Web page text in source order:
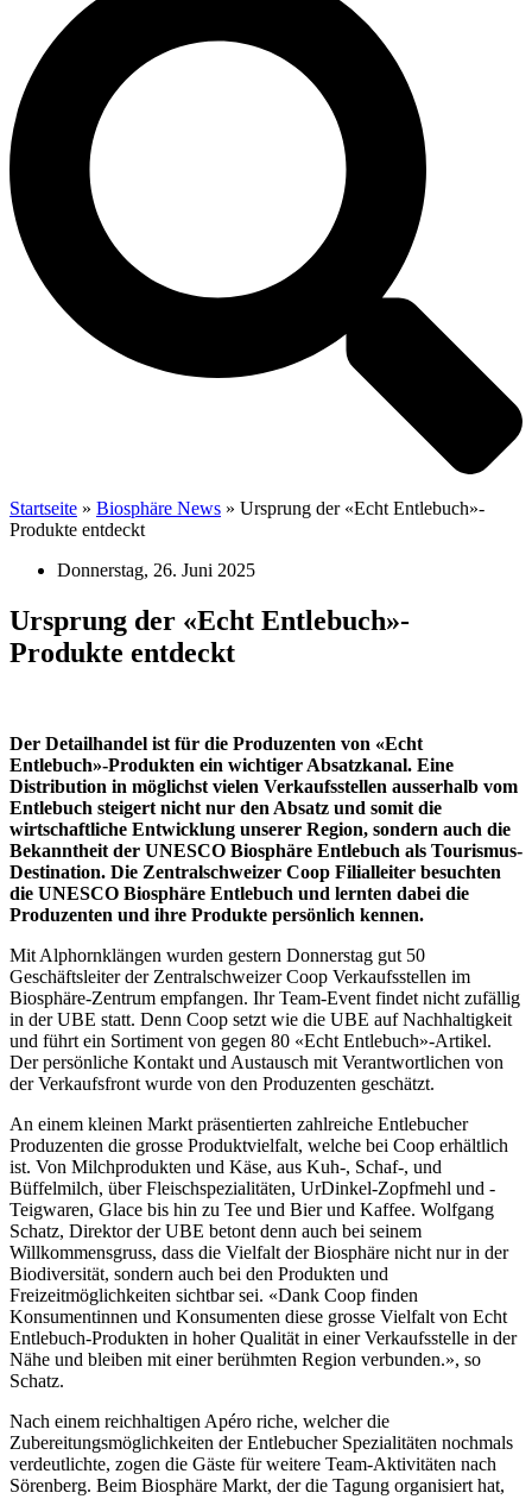
Startseite » Biosphäre News » Ursprung der «Echt Entlebuch»-
Produkte entdeckt
Donnerstag, 26. Juni 2025
Ursprung der «Echt Entlebuch»-
Produkte entdeckt
Der Detailhandel ist für die Produzenten von «Echt
Entlebuch»-Produkten ein wichtiger Absatzkanal. Eine
Distribution in möglichst vielen Verkaufsstellen ausserhalb vom
Entlebuch steigert nicht nur den Absatz und somit die
wirtschaftliche Entwicklung unserer Region, sondern auch die
Bekanntheit der UNESCO Biosphäre Entlebuch als Tourismus-
Destination. Die Zentralschweizer Coop Filialleiter besuchten
die UNESCO Biosphäre Entlebuch und lernten dabei die
Produzenten und ihre Produkte persönlich kennen.
Mit Alphornklängen wurden gestern Donnerstag gut 50
Geschäftsleiter der Zentralschweizer Coop Verkaufsstellen im
Biosphäre-Zentrum empfangen. Ihr Team-Event findet nicht zufällig
in der UBE statt. Denn Coop setzt wie die UBE auf Nachhaltigkeit
und führt ein Sortiment von gegen 80 «Echt Entlebuch»-Artikel.
Der persönliche Kontakt und Austausch mit Verantwortlichen von
der Verkaufsfront wurde von den Produzenten geschätzt.
An einem kleinen Markt präsentierten zahlreiche Entlebucher
Produzenten die grosse Produktvielfalt, welche bei Coop erhältlich
ist. Von Milchprodukten und Käse, aus Kuh-, Schaf-, und
Büffelmilch, über Fleischspezialitäten, UrDinkel-Zopfmehl und -
Teigwaren, Glace bis hin zu Tee und Bier und Kaffee. Wolfgang
Schatz, Direktor der UBE betont denn auch bei seinem
Willkommensgruss, dass die Vielfalt der Biosphäre nicht nur in der
Biodiversität, sondern auch bei den Produkten und
Freizeitmöglichkeiten sichtbar sei. «Dank Coop finden
Konsumentinnen und Konsumenten diese grosse Vielfalt von Echt
Entlebuch-Produkten in hoher Qualität in einer Verkaufsstelle in der
Nähe und bleiben mit einer berühmten Region verbunden.», so
Schatz.
Nach einem reichhaltigen Apéro riche, welcher die
Zubereitungsmöglichkeiten der Entlebucher Spezialitäten nochmals
verdeutlichte, zogen die Gäste für weitere Team-Aktivitäten nach
Sörenberg. Beim Biosphäre Markt, der die Tagung organisiert hat,